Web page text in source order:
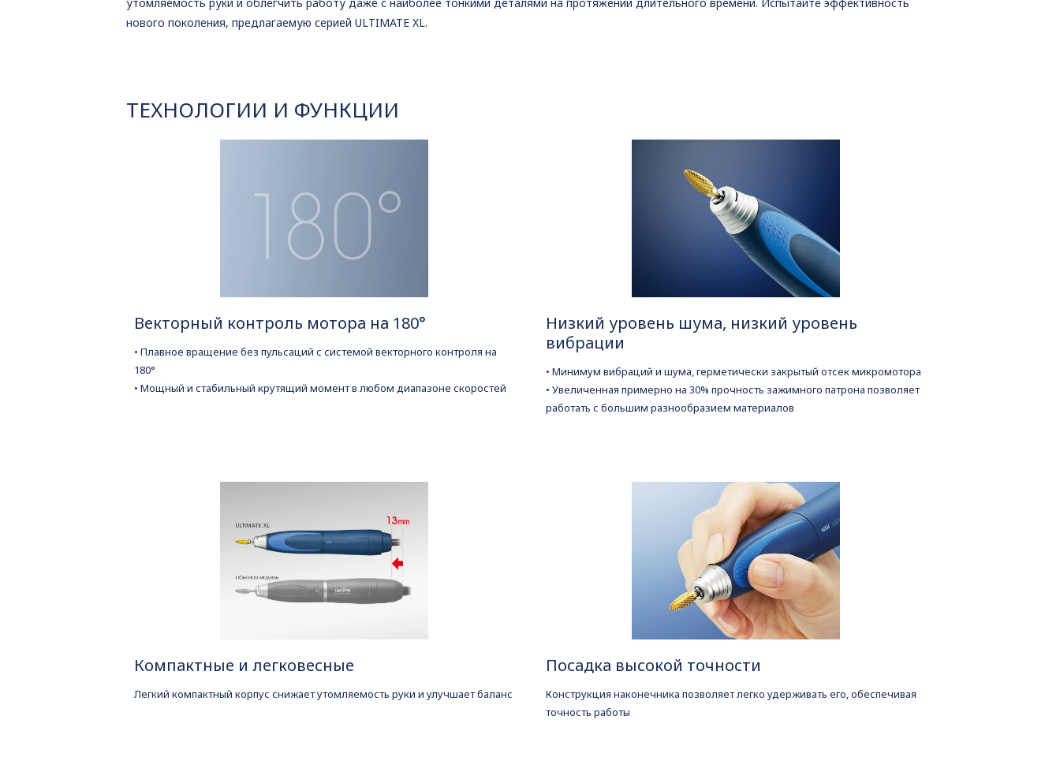
нового поколения, предлагаемую серией ULTIMATE XL.
ТЕХНОЛОГИИ И ФУНКЦИИ
Векторный контроль мотора на 180°
• Плавное вращение без пульсаций с системой векторного контроля на
180°
• Мощный и стабильный крутящий момент в любом диапазоне скоростей
Низкий уровень шума, низкий уровень
вибрации
• Минимум вибраций и шума, герметически закрытый отсек микромотора
• Увеличенная примерно на 30% прочность зажимного патрона позволяет
работать с большим разнообразием материалов
Компактные и легковесные
Легкий компактный корпус снижает утомляемость руки и улучшает баланс
Посадка высокой точности
Конструкция наконечника позволяет легко удерживать его, обеспечивая
точность работы